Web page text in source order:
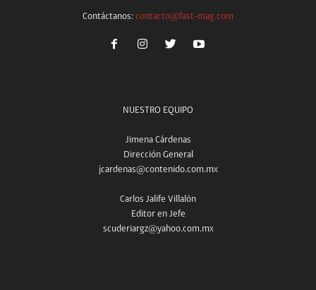
Contáctanos: contacto@fast-mag.com
NUESTRO EQUIPO
Jimena Cárdenas
Dirección General
jcardenas@contenido.com.mx
Carlos Jalife Villalón
Editor en Jefe
scuderiargz@yahoo.com.mx